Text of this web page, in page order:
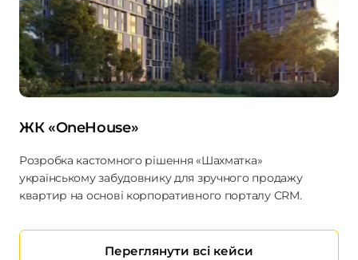
ЖК «OneHouse»
Розробка кастомного рішення «Шахматка»
українському забудовнику для зручного продажу
квартир на основі корпоративного порталу CRM.
Переглянути всі кейси